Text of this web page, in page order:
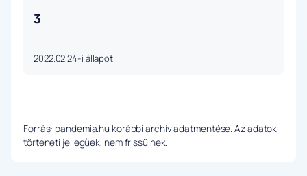
3
2022.02.24-i állapot
Forrás: pandemia.hu korábbi archív adatmentése. Az adatok
történeti jellegűek, nem frissülnek.